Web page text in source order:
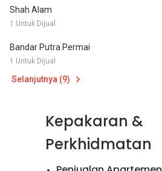
Shah Alam
1 Untuk Dijual
Bandar Putra Permai
1 Untuk Dijual
Selanjutnya (9)
Kepakaran &
Perkhidmatan